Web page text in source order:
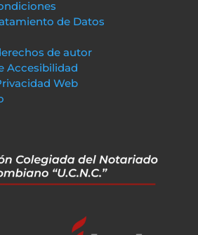
de Datos
de autor
Accesibilidad
Web